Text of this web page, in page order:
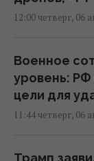
12:00 четверг, 06
Военное
уровень: РФ
цели для
11:44 четверг, 06
Трамп